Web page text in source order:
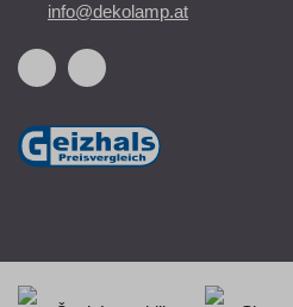
info@dekolamp.at